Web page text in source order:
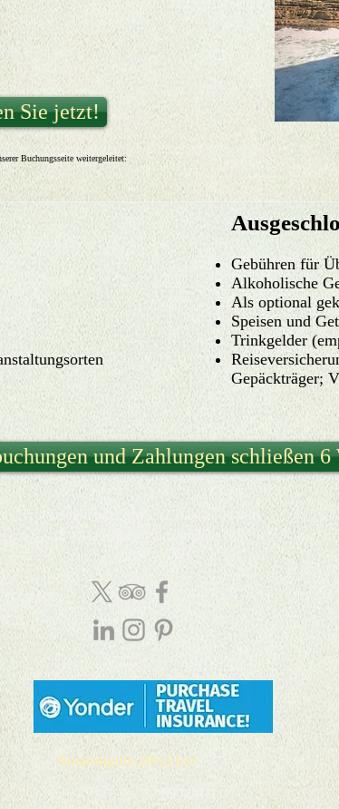
Sie jetzt!
Buchungsseite weitergeleitet:
Gebühren für
Alkoholische
Als optional
Speisen und
Trinkgelder
Gepäckträger;
und Zahlungen schließen
Telefon oder SMS: (27) 844 104 888
- Mail
info@amatungulu.com
© 2017 -
∞
Amatungulu (Pty) Ltd
© 2017 - ∞ Copyright